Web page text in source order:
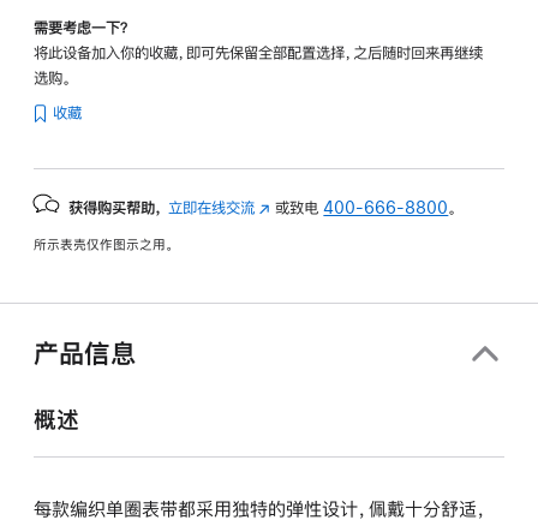
需要考虑一下？
将此设备加入你的收藏，即可先保留全部配置选择，之后随时回来再继续
选购。
收藏
获得购买帮助， 立即在线交流 (在
中
或致电400-666-8800 。
所示表壳仅作图示之用。
产品信息
概述
每款编织单圈表带都采用独特的弹性设计，佩戴十分舒适，